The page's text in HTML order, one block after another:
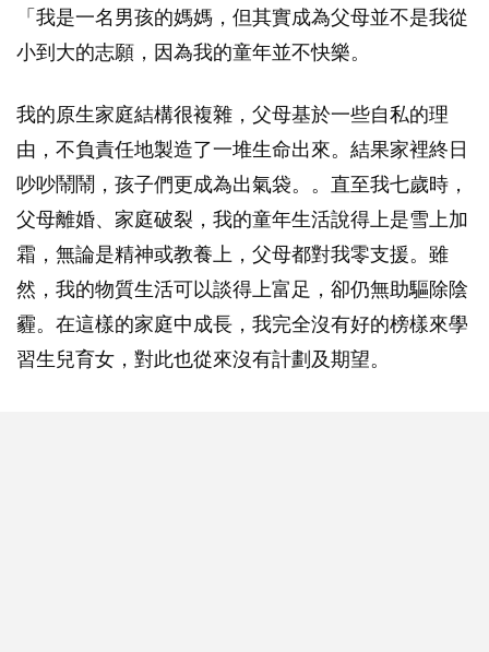
「我是一名男孩的媽媽，但其實成為父母並不是我從
小到大的志願，因為我的童年並不快樂。
我的原生家庭結構很複雜，父母基於一些自私的理
由，不負責任地製造了一堆生命出來。結果家裡終日
吵吵鬧鬧，孩子們更成為出氣袋。。直至我七歲時，
父母離婚、家庭破裂，我的童年生活說得上是雪上加
霜，無論是精神或教養上，父母都對我零支援。雖
然，我的物質生活可以談得上富足，卻仍無助驅除陰
霾。在這樣的家庭中成長，我完全沒有好的榜樣來學
習生兒育女，對此也從來沒有計劃及期望。